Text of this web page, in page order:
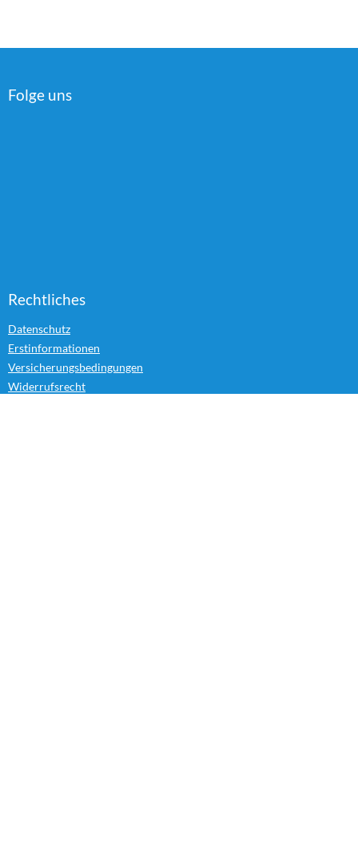
Folge uns
Rechtliches
Datenschutz
Erstinformationen
Versicherungsbedingungen
Widerrufsrecht